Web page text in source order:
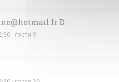
D
- гости 9